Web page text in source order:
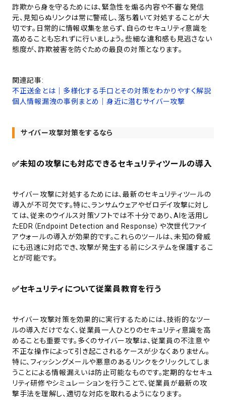
詐欺から身を守るためには、緊急性を煽る内容や不審な発信
元、見知らぬリンクは常に警戒し、落ち着いて対処することが大
切です。日常的に情報収集を怠らず、自らのセキュリティ意識を
高めることも忘れずに行いましょう。些細な違和感も見逃さない
態度が、詐欺被害を防ぐための最良の対策となります。
関連記事:
不正送金とは｜多様化する手口とその対策をわかりやすく解説
個人情報漏洩の事例まとめ｜身近に潜むサイバー攻撃
サイバー攻撃対策をするなら
✅未知の攻撃にも対応できるセキュリティツールの導入
サイバー攻撃に対処するためには、最新のセキュリティツールの
導入が不可欠です。特に、ランサムウェアやゼロデイ攻撃に対し
ては、従来のウイルス対策ソフトでは不十分であり、AIを活用し
たEDR（Endpoint Detection and Response）や次世代ファイ
アウォールの導入が効果的です。これらのツールは、未知の脅威
にも迅速に対応でき、攻撃が発生する前にシステムを保護するこ
とが可能です。
✅セキュリティについて従業員教育を行う
サイバー攻撃対策を効果的に実行するためには、技術的なツー
ルの導入だけでなく、従業員一人ひとりのセキュリティ意識を高
めることも重要です。多くのサイバー攻撃は、従業員の不注意や
不正な操作によって引き起こされるケースが少なくありません。
特に、フィッシングメールや悪意のあるリンクをクリックしてしま
うことによる情報漏えいは防止可能なものです。定期的なセキュ
リティ研修やシミュレーションを行うことで、従業員が最新の攻
撃手法を理解し、適切な対応を取れるようになります。